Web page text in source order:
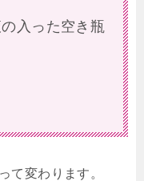
入った空き瓶
て変わります。